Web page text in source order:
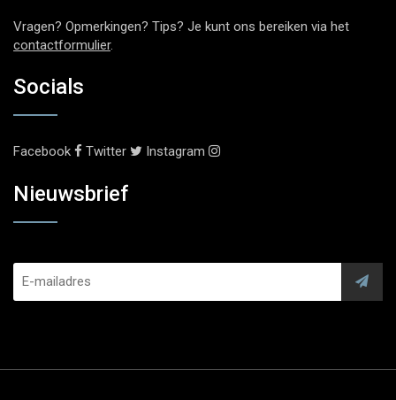
Vragen? Opmerkingen? Tips? Je kunt ons bereiken via het
contactformulier.
Socials
Facebook Twitter Instagram
Nieuwsbrief